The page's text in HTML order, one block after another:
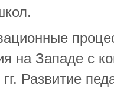
на Западе c
Развитие